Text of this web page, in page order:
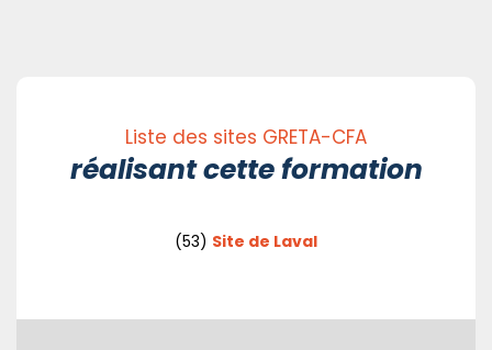
Liste des sites GRETA-CFA
réalisant cette formation
(53) Site de Laval